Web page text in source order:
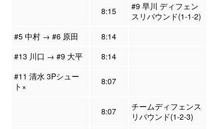
8:15
#9 早川 ディフェン
スリバウンド(1-1-2)
#5 中村 → #6 原田
8:14
#13 川口 → #9 大平
8:14
#11 清水 3Pシュー
ト×
8:07
8:07
チームディフェンス
リバウンド(1-2-3)